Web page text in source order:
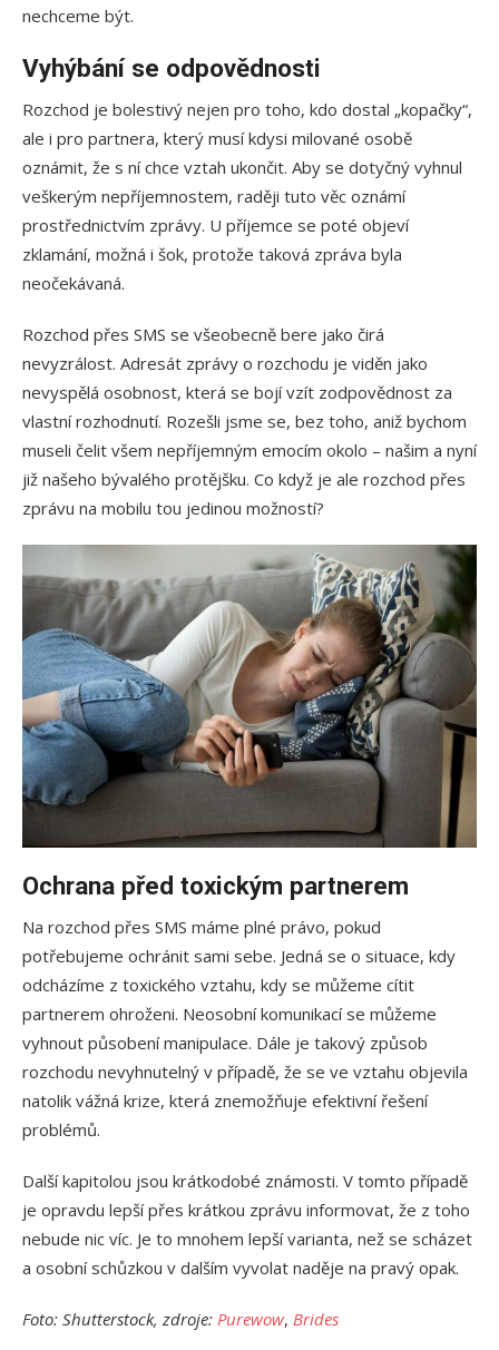
nechceme být.
Vyhýbání se odpovědnosti
Rozchod je bolestivý nejen pro toho, kdo dostal „kopačky“,
ale i pro partnera, který musí kdysi milované osobě
oznámit, že s ní chce vztah ukončit. Aby se dotyčný vyhnul
veškerým nepříjemnostem, raději tuto věc oznámí
prostřednictvím zprávy. U příjemce se poté objeví
zklamání, možná i šok, protože taková zpráva byla
neočekávaná.
Rozchod přes SMS se všeobecně bere jako čirá
nevyzrálost. Adresát zprávy o rozchodu je viděn jako
nevyspělá osobnost, která se bojí vzít zodpovědnost za
vlastní rozhodnutí. Rozešli jsme se, bez toho, aniž bychom
museli čelit všem nepříjemným emocím okolo – našim a nyní
již našeho bývalého protějšku. Co když je ale rozchod přes
zprávu na mobilu tou jedinou možností?
Ochrana před toxickým partnerem
Na rozchod přes SMS máme plné právo, pokud
potřebujeme ochránit sami sebe. Jedná se o situace, kdy
odcházíme z toxického vztahu, kdy se můžeme cítit
partnerem ohroženi. Neosobní komunikací se můžeme
vyhnout působení manipulace. Dále je takový způsob
rozchodu nevyhnutelný v případě, že se ve vztahu objevila
natolik vážná krize, která znemožňuje efektivní řešení
problémů.
Další kapitolou jsou krátkodobé známosti. V tomto případě
je opravdu lepší přes krátkou zprávu informovat, že z toho
nebude nic víc. Je to mnohem lepší varianta, než se scházet
a osobní schůzkou v dalším vyvolat naděje na pravý opak.
Foto: Shutterstock, zdroje: Purewow, Brides